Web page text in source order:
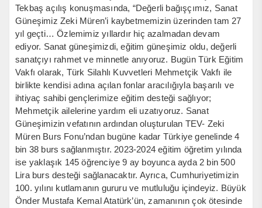
Tekbaş açılış konuşmasında, “Değerli bağışçımız, Sanat
Güneşimiz Zeki Müren’i kaybetmemizin üzerinden tam 27
yıl geçti… Özlemimiz yıllardır hiç azalmadan devam
ediyor. Sanat güneşimizdi, eğitim güneşimiz oldu, değerli
sanatçıyı rahmet ve minnetle anıyoruz. Bugün Türk Eğitim
Vakfı olarak, Türk Silahlı Kuvvetleri Mehmetçik Vakfı ile
birlikte kendisi adına açılan fonlar aracılığıyla başarılı ve
ihtiyaç sahibi gençlerimize eğitim desteği sağlıyor;
Mehmetçik ailelerine yardım eli uzatıyoruz. Sanat
Güneşimizin vefatının ardından oluşturulan TEV- Zeki
Müren Burs Fonu’ndan bugüne kadar Türkiye genelinde 4
bin 38 burs sağlanmıştır. 2023-2024 eğitim öğretim yılında
ise yaklaşık 145 öğrenciye 9 ay boyunca ayda 2 bin 500
Lira burs desteği sağlanacaktır. Ayrıca, Cumhuriyetimizin
100. yılını kutlamanın gururu ve mutluluğu içindeyiz. Büyük
Önder Mustafa Kemal Atatürk’ün, zamanının çok ötesinde